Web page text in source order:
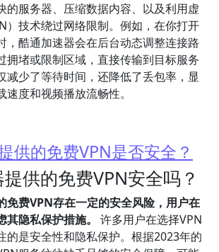
的服务器、压缩数据内容、以及利用虚
）技术绕过网络限制。例如，在你打开
，酷通加速器会在后台动态调整连接路
拥堵或限制区域，直接传输到目标服务
减少了等待时间，还降低了丢包率，显
度和视频播放流畅性。
供的免费VPN是否安全？
供的免费VPN安全吗？
免费VPN存在一定的安全风险，用户在
隐私保护措施。
许多用户在选择VPN
的是安全性和隐私保护。根据2023年的